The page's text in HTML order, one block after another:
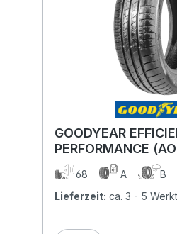
GOODYEAR
PERFORMANCE
91V (AO)
68 A
B
Lieferzeit: ca. 3 - 5